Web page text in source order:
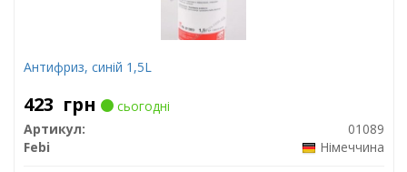
Антифриз, синій 1,5L
423 грн
сьогодні
Артикул:
01089
Febi
Німеччина